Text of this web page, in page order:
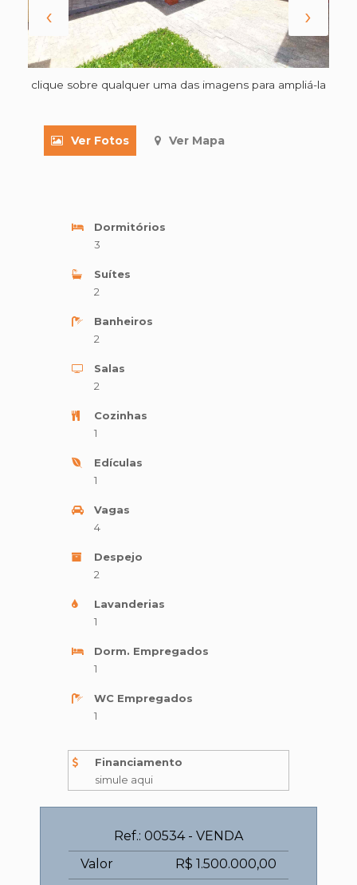
‹ ›
clique sobre qualquer uma das imagens para ampliá-la
Ver Fotos Ver Mapa
Dormitórios
3
Suítes
2
Banheiros
2
Salas
2
Cozinhas
1
Edículas
1
Vagas
4
Despejo
2
Lavanderias
1
Dorm. Empregados
1
WC Empregados
1
Financiamento
simule aqui
Ref.: 00534 - VENDA
Valor
R$ 1.500.000,00